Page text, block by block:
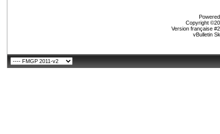
Copyright
Version française
vBulletin